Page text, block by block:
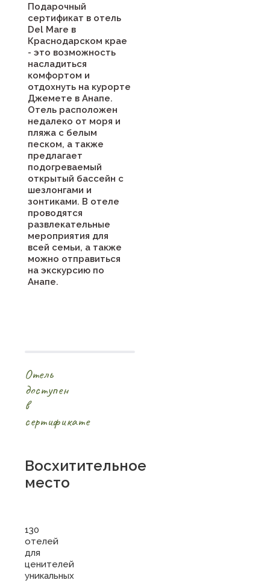
Подарочный
сертификат в отель
Del Mare в
Краснодарском крае
- это возможность
насладиться
комфортом и
отдохнуть на курорте
Джемете в Анапе.
Отель расположен
недалеко от моря и
пляжа с белым
песком, а также
предлагает
подогреваемый
открытый бассейн с
шезлонгами и
зонтиками. В отеле
проводятся
развлекательные
мероприятия для
всей семьи, а также
можно отправиться
на экскурсию по
Анапе.
Отель
доступен
в
сертификате
Восхитительное
место
130
отелей
для
ценителей
уникальных